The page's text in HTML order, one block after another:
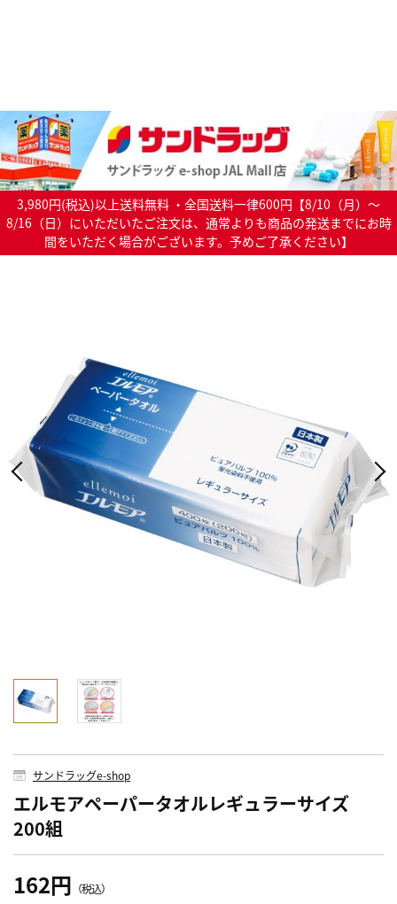
3,980円(税込)以上送料無料 ・全国送料一律600円【8/10（月）～
8/16（日）にいただいたご注文は、通常よりも商品の発送までにお時
間をいただく場合がございます。予めご了承ください】
サンドラッグe-shop
エルモアペーパータオルレギュラーサイズ
200組
162円 （税込）